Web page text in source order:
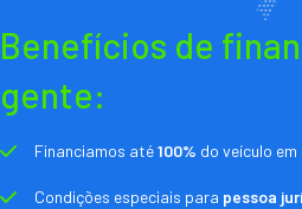
Benefícios de
gente:
Financiamos até100% do veículo
Condições especiais para pessoa